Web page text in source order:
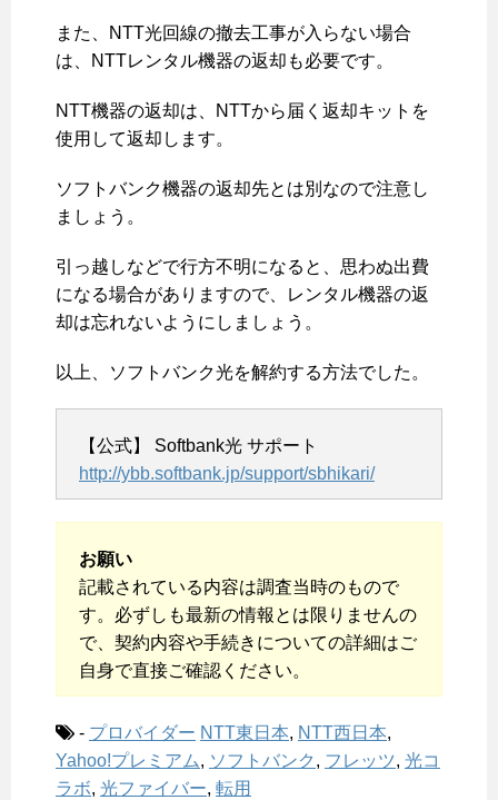
また、NTT光回線の撤去工事が入らない場合
は、NTTレンタル機器の返却も必要です。
NTT機器の返却は、NTTから届く返却キットを
使用して返却します。
ソフトバンク機器の返却先とは別なので注意し
ましょう。
引っ越しなどで行方不明になると、思わぬ出費
になる場合がありますので、レンタル機器の返
却は忘れないようにしましょう。
以上、ソフトバンク光を解約する方法でした。
【公式】 Softbank光 サポート
http://ybb.softbank.jp/support/sbhikari/
お願い
記載されている内容は調査当時のもので
す。必ずしも最新の情報とは限りませんの
で、契約内容や手続きについての詳細はご
自身で直接ご確認ください。
- プロバイダー NTT東日本, NTT西日本,
Yahoo!プレミアム, ソフトバンク , フレッツ, 光コ
ラボ, 光ファイバー, 転用